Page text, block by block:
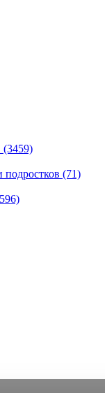
(3459)
подростков (71)